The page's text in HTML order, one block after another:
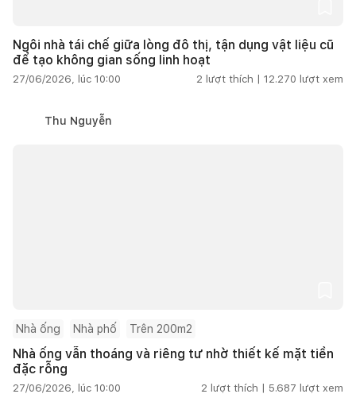
Ngôi nhà tái chế giữa lòng đô thị, tận dụng vật liệu cũ
để tạo không gian sống linh hoạt
27/06/2026, lúc 10:00 2 lượt thích | 12.270 lượt xem
Thu Nguyễn
Nhà ống Nhà phố Trên 200m2
Nhà ống vẫn thoáng và riêng tư nhờ thiết kế mặt tiền
đặc rỗng
27/06/2026, lúc 10:00 2 lượt thích | 5.687 lượt xem